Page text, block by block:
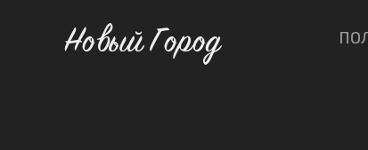
Новый Город